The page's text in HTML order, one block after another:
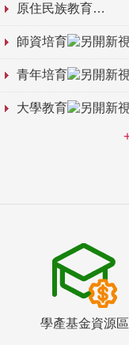
原住民族教育
師資培育
青年培育
大學教育
學產基金資源區